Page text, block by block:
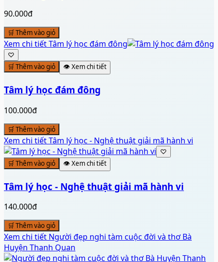
90.000đ
🛒 Thêm vào giỏ
Xem chi tiếtTâm lý học đám đông
♡
🛒 Thêm vào giỏ
👁️ Xem chi tiết
Tâm lý học đám đông
100.000đ
🛒 Thêm vào giỏ
Xem chi tiếtTâm lý học - Nghệ thuật giải mã hành vi
♡
🛒 Thêm vào giỏ
👁️ Xem chi tiết
Tâm lý học - Nghệ thuật giải mã hành vi
140.000đ
🛒 Thêm vào giỏ
Xem chi tiết Người đẹp nghi tàm cuộc đời và thơ Bà
Huyện Thanh Quan